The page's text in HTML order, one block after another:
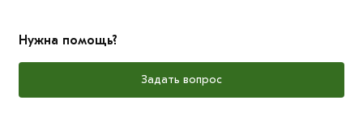
Нужна помощь?
Задать вопрос